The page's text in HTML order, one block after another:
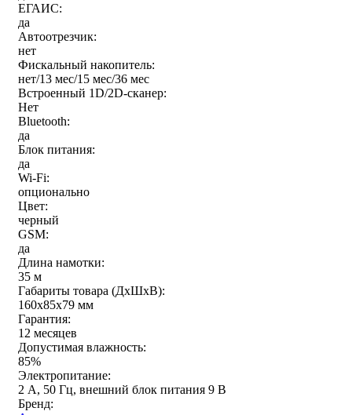
ЕГАИС:
да
Автоотрезчик:
нет
Фискальный накопитель:
нет/13 мес/15 мес/36 мес
Встроенный 1D/2D-сканер:
Нет
Bluetooth:
да
Блок питания:
да
Wi-Fi:
опционально
Цвет:
черный
GSM:
да
Длина намотки:
35 м
Габариты товара (ДxШxВ):
160х85х79 мм
Гарантия:
12 месяцев
Допустимая влажность:
85%
Электропитание:
2 А, 50 Гц, внешний блок питания 9 В
Бренд: